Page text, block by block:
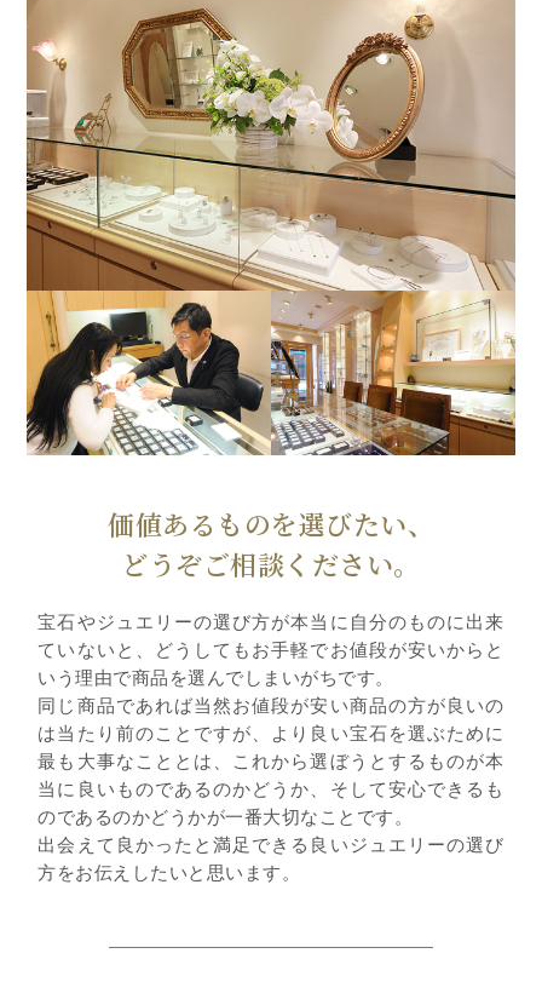
価値あるものを選びたい、
どうぞご相談ください。
宝石やジュエリーの選び方が本当に自分のものに出来
ていないと、どうしてもお手軽でお値段が安いからと
いう理由で商品を選んでしまいがちです。
同じ商品であれば当然お値段が安い商品の方が良いの
は当たり前のことですが、より良い宝石を選ぶために
最も大事なこととは、これから選ぼうとするものが本
当に良いものであるのかどうか、そして安心できるも
のであるのかどうかが一番大切なことです。
出会えて良かったと満足できる良いジュエリーの選び
方をお伝えしたいと思います。